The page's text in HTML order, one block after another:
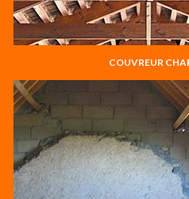
COUVREUR